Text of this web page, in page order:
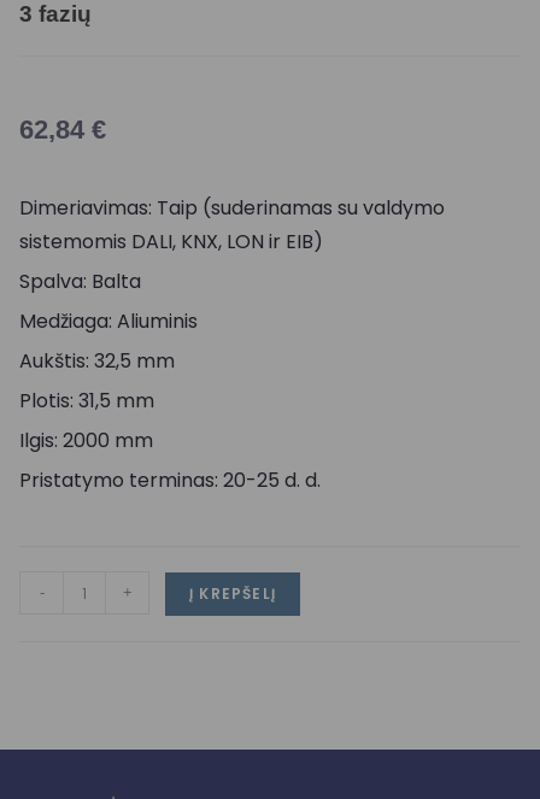
3 fazių
62,84 €
Dimeriavimas: Taip (suderinamas su valdymo
sistemomis DALI, KNX, LON ir EIB)
Spalva: Balta
Medžiaga: Aliuminis
Aukštis: 32,5 mm
Plotis: 31,5 mm
Ilgis: 2000 mm
Pristatymo terminas: 20-25 d. d.
- + Į KREPŠELĮ